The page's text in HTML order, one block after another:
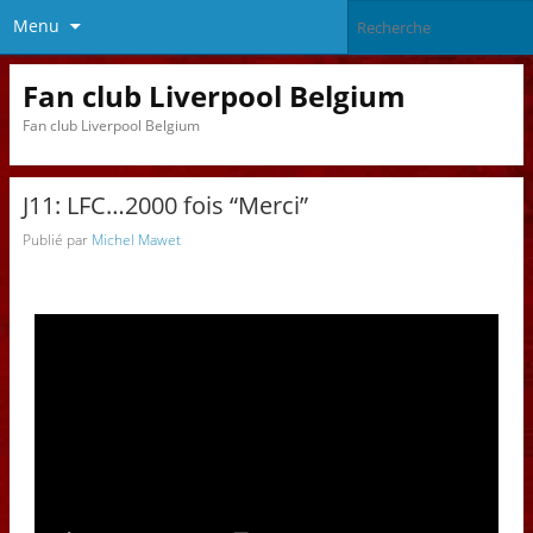
Menu
Fan club Liverpool Belgium
Fan club Liverpool Belgium
J11: LFC…2000 fois “Merci”
Publié par Michel Mawet